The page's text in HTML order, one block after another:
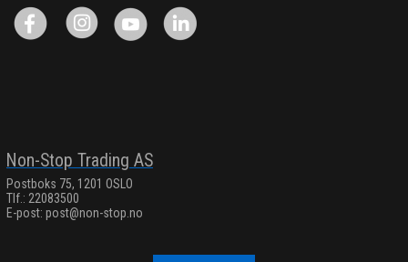
Non-Stop Trading AS
Postboks 75, 1201 OSLO
Tlf.: 22083500
E-post: post@non-stop.no